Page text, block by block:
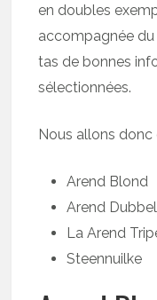
en doubles
accompagnée
tas de bonnes
sélectionnées.
Nous allons
Arend Blond
Arend Dubbel
La Arend
Steennuilke